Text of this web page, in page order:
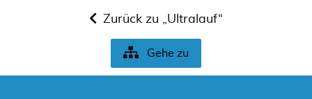
Zurück zu „Ultralauf“
Gehe zu